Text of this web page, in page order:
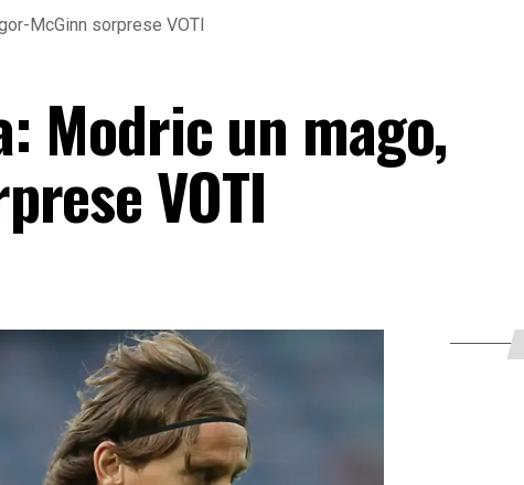
McGinn sorprese VOTI
Modric un mago,
VOTI